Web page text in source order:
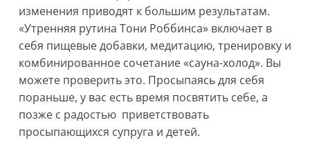
изменения приводят к большим результатам.
«Утренняя рутина Тони Роббинса» включает в
себя пищевые добавки, медитацию, тренировку и
комбинированное сочетание «сауна-холод». Вы
можете проверить это. Просыпаясь для себя
пораньше, у вас есть время посвятить себе, а
позже с радостью приветствовать
просыпающихся супруга и детей.